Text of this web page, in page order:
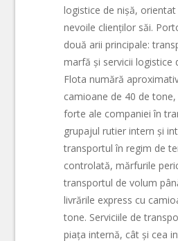
logistice de nișă,
nevoile clienților săi.
două arii principale:
marfă și servicii logistice
Flota numără
camioane de 40 de
forte ale companiei în
grupajul rutier intern și
transportul în regim de
controlată, mărfurile
transportul de volum
livrările express cu
tone. Serviciile de
piața internă, cât și cea